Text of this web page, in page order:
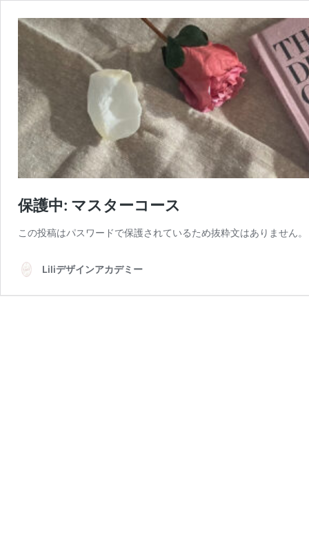
保護中: マスターコース
この投稿はパスワードで保護されているため抜粋文はありません。
Liliデザインアカデミー